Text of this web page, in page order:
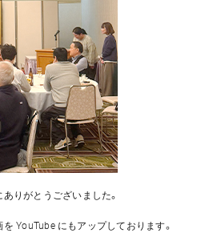
りがとうございました。
YouTube にもアップしております。